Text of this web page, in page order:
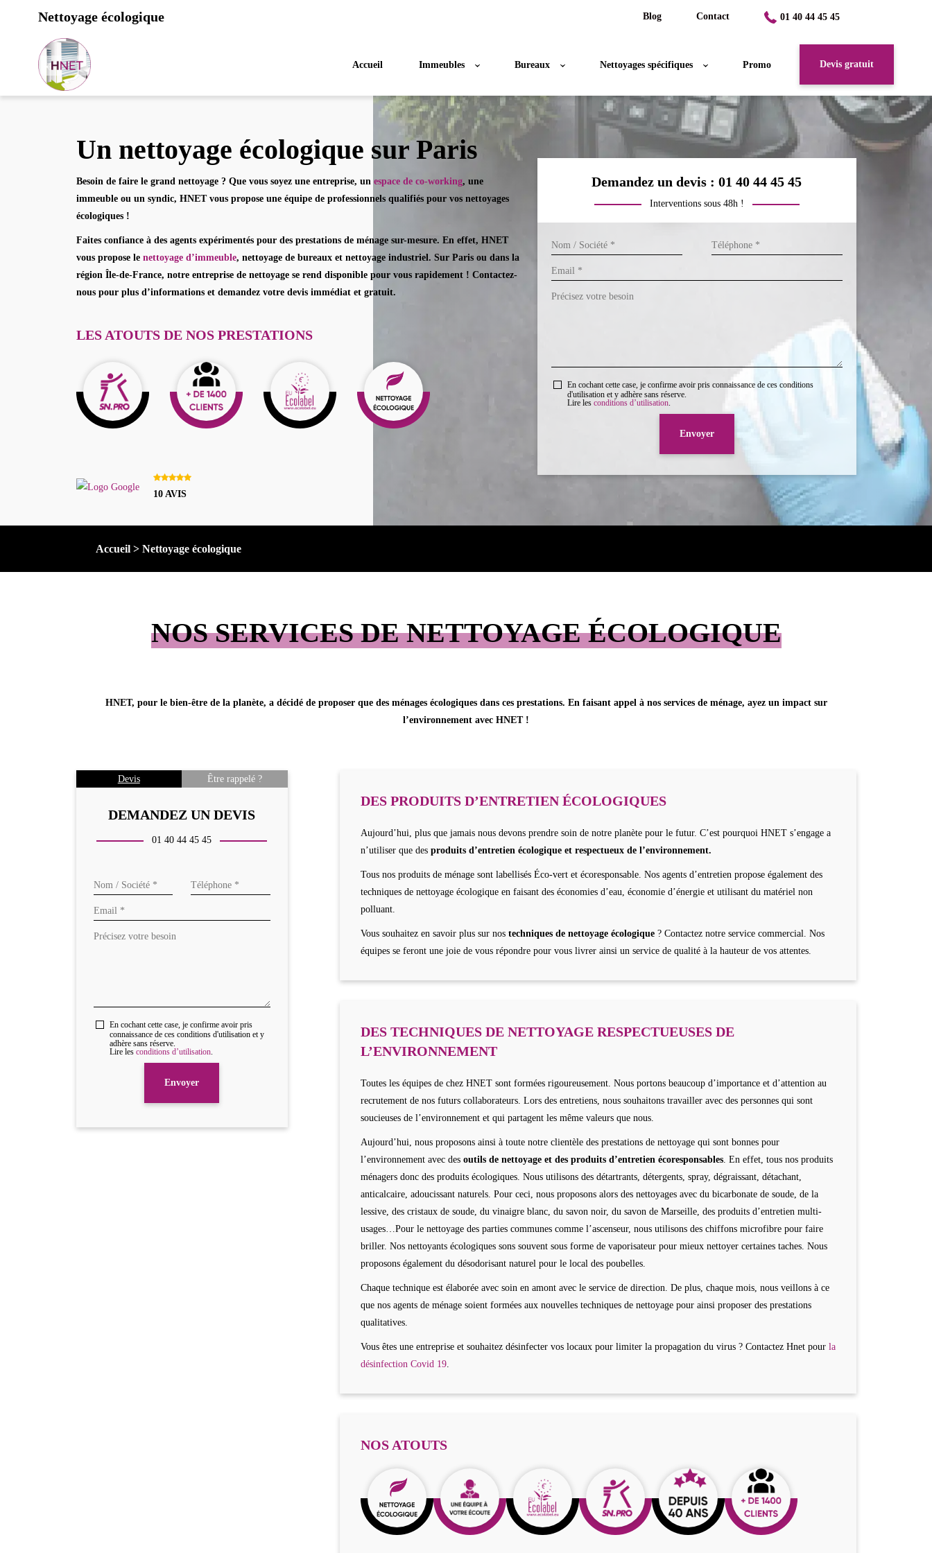
Nettoyage écologique Blog Contact 01 40 44 45 45
Accueil Immeubles Bureaux Nettoyages spécifiques Promo Devis gratuit
Un nettoyage écologique sur Paris
Besoin de faire le grand nettoyage ? Que vous soyez une entreprise, unespace de co-working, une
immeuble ou un syndic, HNET vous propose une équipe de professionnels qualifiés pour vos nettoyages
écologiques!
Faites confiance à des agents expérimentés pour des prestations de ménage sur-mesure. En effet, HNET
vous propose le nettoyage d’immeuble, nettoyage de bureaux et nettoyage industriel. Sur Paris ou dans la
région Île-de-France, notre entreprise de nettoyage se rend disponible pour vous rapidement ! Contactez-
nous pour plus d’informations et demandez votre devis immédiat et gratuit.
LES ATOUTS DE NOS PRESTATIONS
10 AVIS
Demandez un devis : 01 40 44 45 45
Interventions sous 48h !
En cochant cette case, je confirme avoir pris connaissance de ces conditions
d'utilisation et y adhère sans réserve.
Lire les conditions d’utilisation.
Accueil> Nettoyage écologique
NOS SERVICES DE NETTOYAGE ÉCOLOGIQUE
HNET, pour le bien-être de la planète, a décidé de proposer que des ménages écologiquesdans ces prestations. En faisant appel à nos services de ménage, ayez un impact sur
l’environnement avec HNET !
Devis Être rappelé ?
DEMANDEZ UN DEVIS
01 40 44 45 45
En cochant cette case, je confirme avoir pris
connaissance de ces conditions d'utilisation et y
adhère sans réserve.
Lire les conditions d’utilisation.
DES PRODUITS D’ENTRETIEN ÉCOLOGIQUES
Aujourd’hui, plus que jamais nous devons prendre soin de notre planète pour le futur. C’est pourquoi HNET s’engage a
n’utiliser que desproduits d’entretien écologique et respectueux de l’environnement.
Tous nos produits de ménage sont labellisés Éco-vert et écoresponsable. Nos agents d’entretien propose également des
techniques de nettoyage écologique en faisant des économies d’eau, économie d’énergie et utilisant du matériel non
polluant.
Vous souhaitez en savoir plus sur nos techniques de nettoyage écologique ? Contactez notre service commercial. Nos
équipes se feront une joie de vous répondre pour vous livrer ainsi un service de qualité à la hauteur de vos attentes.
DES TECHNIQUES DE NETTOYAGE RESPECTUEUSES DE
L’ENVIRONNEMENT
Toutes les équipes de chez HNET sont formées rigoureusement. Nous portons beaucoup d’importance et d’attention au
recrutement de nos futurs collaborateurs. Lors des entretiens, nous souhaitons travailler avec des personnes qui sont
soucieuses de l’environnement et qui partagent les même valeurs que nous.
Aujourd’hui, nous proposons ainsi à toute notre clientèle des prestations de nettoyage qui sont bonnes pour
l’environnement avec desoutils de nettoyage et des produits d’entretien écoresponsables. En effet, tous nos produits
ménagers donc des produits écologiques. Nous utilisons des détartrants, détergents, spray, dégraissant, détachant,
anticalcaire, adoucissant naturels. Pour ceci, nous proposons alors des nettoyages avec du bicarbonate de soude, de la
lessive, des cristaux de soude, du vinaigre blanc, du savon noir, du savon de Marseille, des produits d’entretien multi-
usages…Pour le nettoyage des parties communes comme l’ascenseur, nous utilisons des chiffons microfibre pour faire
briller. Nos nettoyants écologiques sons souvent sous forme de vaporisateur pour mieux nettoyer certaines taches. Nous
proposons également du désodorisant naturel pour le local des poubelles.
Chaque technique est élaborée avec soin en amont avec le service de direction. De plus, chaque mois, nous veillons à ce
que nos agents de ménage soient formées aux nouvelles techniques de nettoyage pour ainsi proposer des prestations
qualitatives.
Vous êtes une entreprise et souhaitez désinfecter vos locaux pour limiter la propagation du virus ? Contactez Hnet pour la
désinfection Covid 19.
NOS ATOUTS